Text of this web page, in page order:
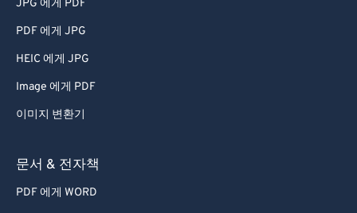
JPG 에게 PDF
PDF 에게 JPG
HEIC 에게 JPG
Image 에게 PDF
이미지 변환기
문서 & 전자책
PDF 에게 WORD